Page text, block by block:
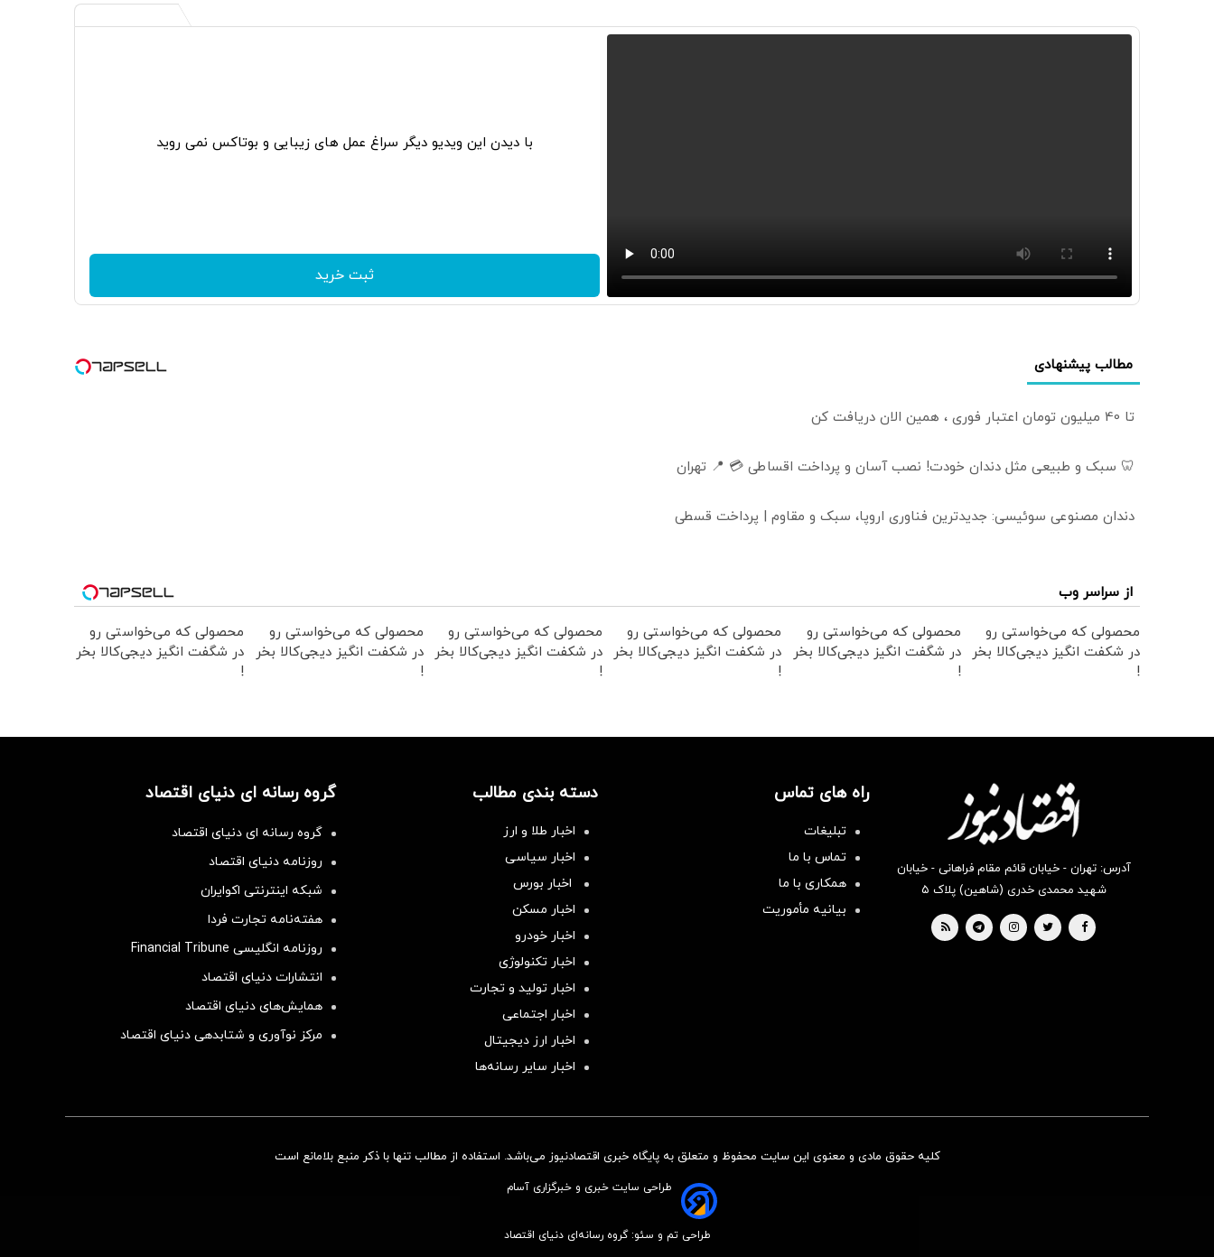
با دیدن این ویدیو دیگر سراغ عمل های زیبایی و بوتاکس نمی روید
ثبت خرید
مطالب پیشنهادی
تا 40 میلیون تومان اعتبار فوری ، همین الان دریافت کن
🦷 سبک و طبیعی مثل دندان خودت! نصب آسان و پرداخت اقساطی 💳 📍 تهران
دندان مصنوعی سوئیسی: جدیدترین فناوری اروپا، سبک و مقاوم | پرداخت قسطی
از سراسر وب
محصولی که می‌خواستی رو
در شکفت انگیز دیجی‌کالا بخر
!
محصولی که می‌خواستی رو
در شگفت انگیز دیجی‌کالا بخر
!
محصولی که می‌خواستی رو
در شکفت انگیز دیجی‌کالا بخر
!
محصولی که می‌خواستی رو
در شکفت انگیز دیجی‌کالا بخر
!
محصولی که می‌خواستی رو
در شکفت انگیز دیجی‌کالا بخر
!
محصولی که می‌خواستی رو
در شگفت انگیز دیجی‌کالا بخر
!
آدرس: تهران - خیابان قائم مقام فراهانی - خیابان
شهید محمدی خدری (شاهین) پلاک ۵
راه های تماس
تبلیغات
تماس با ما
همکاری با ما
بیانیه مأموریت
دسته بندی مطالب
اخبار طلا و ارز
اخبار سیاسی
اخبار بورس
اخبار مسکن
اخبار خودرو
اخبار تکنولوژی
اخبار تولید و تجارت
اخبار اجتماعی
اخبار ارز دیجیتال
اخبار سایر رسانه‌‌ها
گروه رسانه ای دنیای اقتصاد
گروه رسانه ای دنیای اقتصاد
روزنامه دنیای اقتصاد
شبکه اینترنتی اکوایران
هفته‌نامه تجارت فردا
روزنامه انگلیسی Financial Tribune
انتشارات دنیای اقتصاد
همایش‌های دنیای اقتصاد
مرکز نوآوری و شتابدهی دنیای اقتصاد
کلیه حقوق مادی و معنوی این سایت محفوظ و متعلق به پایگاه خبری اقتصادنیوز می‌باشد. استفاده از مطالب تنها با ذکر منبع بلامانع است
طراحی سایت خبری و خبرگزاری آسام
طراحی تم و سئو: گروه رسانه‌ای دنیای اقتصاد